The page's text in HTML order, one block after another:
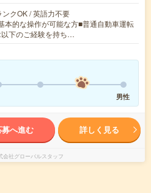
クOK / 英語力不要
本的な操作が可能な方■普通自動車運転
下のご経験を持ち…
男性
募へ進む 詳しく見る
会社グローバルスタッフ